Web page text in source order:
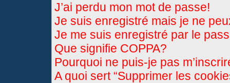
J’ai perdu mon mot de passe!
Je suis enregistré mais je ne
Je me suis enregistré par le
Que signifie COPPA?
Pourquoi ne puis-je pas
A quoi sert “Supprimer les